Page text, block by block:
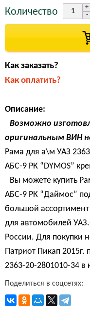
Количество
Как заказать?
Как оплатить?
Описание:
Возможно
оригинальным ВИН
Рама для а\м УАЗ
АБС-9 РК “DYMOS”
Вы можете купить
АБС-9 РК “Даймос”
большой
для автомобилей
России. Для покупки
Патриот Пикап
2363-20-2801010-34 в
Поделиться в соцсетях: